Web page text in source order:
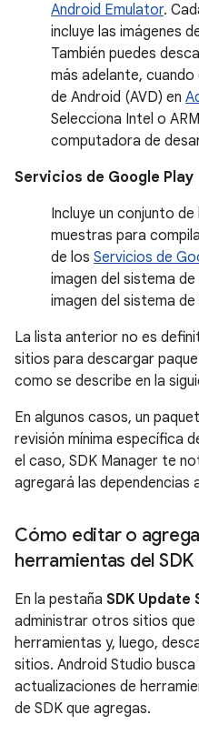
Android Emulator.
incluye las imágenes
También puedes
más adelante,
de Android (AVD) en
Selecciona Intel o
computadora de
Servicios de Google Play
Incluye un conjunto
muestras para
de los Servicios de
imagen del sistema
imagen del sistema de
La lista anterior no es
sitios para descargar
como se describe en la
En algunos casos, un
revisión mínima específica
el caso, SDK Manager te
agregará las dependencias
Cómo editar o
herramientas del SDK
En la pestaña SDK Update
administrar otros sitios que
herramientas y, luego,
sitios. Android Studio
actualizaciones de
de SDK que agregas.